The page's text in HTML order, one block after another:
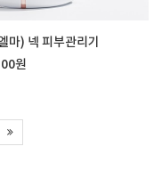
마) 넥 피부관리기
원